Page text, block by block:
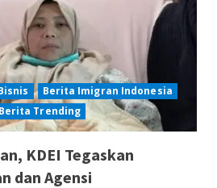
Berita Imigran Indonesia
Berita Trending
KDEI Tegaskan
dan Agensi